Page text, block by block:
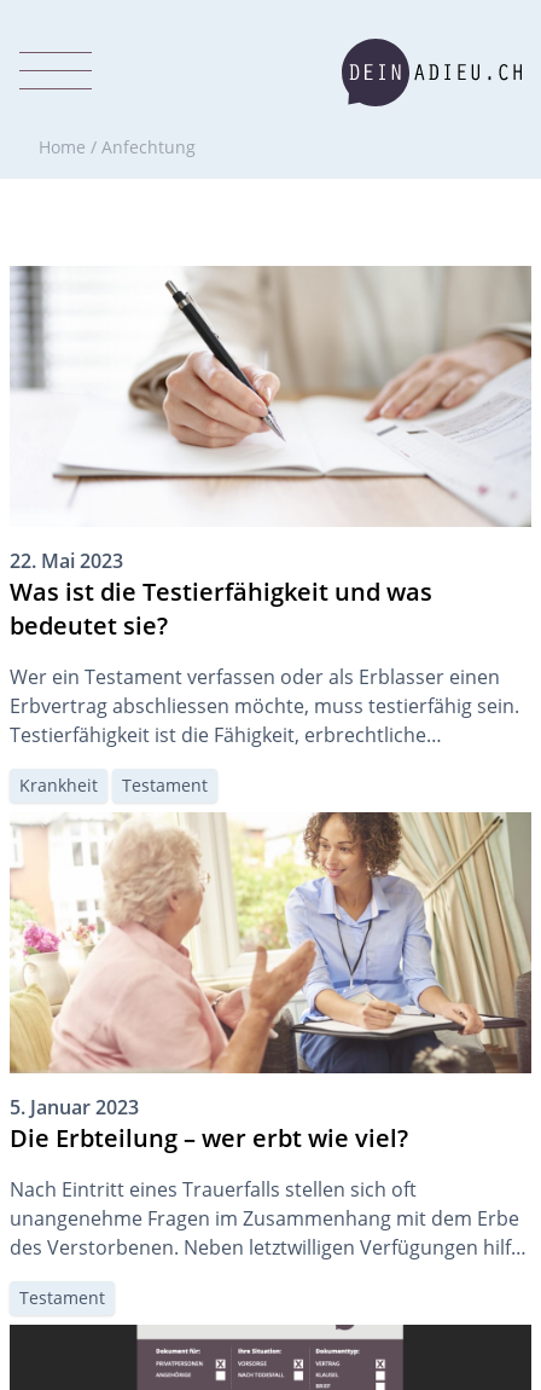
Home / Anfechtung
22. Mai 2023
Was ist die Testierfähigkeit und was
bedeutet sie?
Wer ein Testament verfassen oder als Erblasser einen
Erbvertrag abschliessen möchte, muss testierfähig sein.
Testierfähigkeit ist die Fähigkeit, erbrechtliche
Handlungen gültig vorzunehmen. Dazu braucht es die
Volljährigkeit und die Urteilsfähigkeit. Grundsätzlich wird
die Testierfähigkeit vermutet.
Krankheit Testament
5. Januar 2023
Die Erbteilung – wer erbt wie viel?
Nach Eintritt eines Trauerfalls stellen sich oft
unangenehme Fragen im Zusammenhang mit dem Erbe
des Verstorbenen. Neben letztwilligen Verfügungen hilft
die gesetzliche Erbfolge bei der Klärung weiter.
Testament